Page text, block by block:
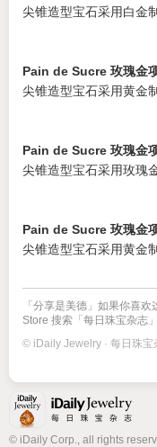
尖锥造型宝石采用白金
Pain de Sucre 玫瑰金
尖锥造型宝石采用黄金
Pain de Sucre 玫瑰金
尖锥造型宝石采用玫瑰
Pain de Sucre 玫瑰金
尖锥造型宝石采用黄金
「分享是美德」如果你喜
Store 搜索「每日珠宝杂志
© iDaily Jewelry · 每日珠
© iDaily Corp., all rights